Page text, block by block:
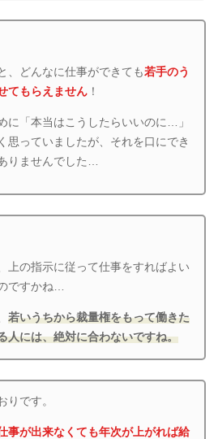
、どんなに仕事ができても若手のう
てもらえません ！
に「本当はこうしたらいいのに…」
思っていましたが、それを口にでき
りませんでした…
上の指示に従って仕事をすればよい
ですかね…
若いうちから裁量権をもって働きた
人には、絶対に合わないですね。
りです。
事が出来なくても年次が上がれば給